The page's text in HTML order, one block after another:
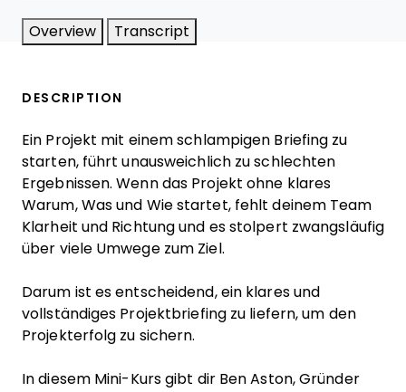
Overview Transcript
DESCRIPTION
Ein Projekt mit einem schlampigen Briefing zu
starten, führt unausweichlich zu schlechten
Ergebnissen. Wenn das Projekt ohne klares
Warum, Was und Wie startet, fehlt deinem Team
Klarheit und Richtung und es stolpert zwangsläufig
über viele Umwege zum Ziel.
Darum ist es entscheidend, ein klares und
vollständiges Projektbriefing zu liefern, um den
Projekterfolg zu sichern.
In diesem Mini-Kurs gibt dir Ben Aston, Gründer